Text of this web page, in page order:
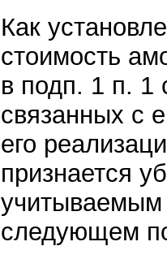
Как
стоимость
в подп. 1 п. 1
связанных с
его
признается
учитываемым
следующем